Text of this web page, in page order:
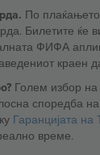
По
Билетите ќе
ФИФА
краен
Голем избор
споредба
Гаранцијата на
време.